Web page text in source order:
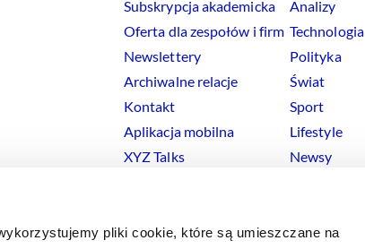
pliki cookie, które są umieszczane na
Subskrypcja akademicka
Oferta dla zespołów i firm
Newslettery
Archiwalne relacje
Kontakt
Aplikacja mobilna
XYZ Talks
Analizy
Technologia
Polityka
Świat
Sport
Lifestyle
Newsy